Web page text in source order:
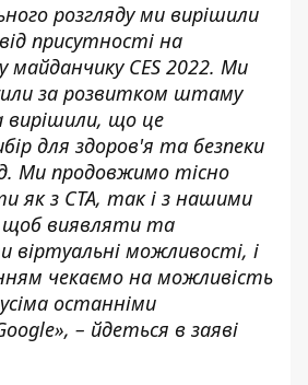
розгляду ми вирішили
присутності на
майданчику CES 2022. Ми
за розвитком штаму
вирішили, що це
для здоров'я та безпеки
Ми продовжимо тісно
як з CTA, так і з нашими
виявляти та
віртуальні можливості, і
чекаємо на можливість
останніми
– йдеться в заяві